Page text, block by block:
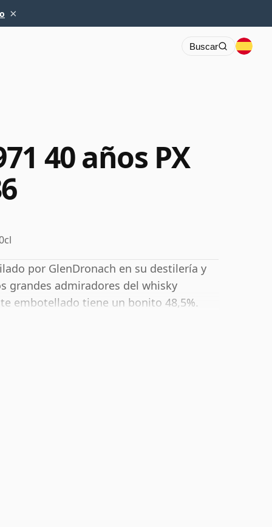
×
Buscar
40 años PX
por GlenDronach en su destilería y
grandes admiradores del whisky
embotellado tiene un bonito 48,5%.